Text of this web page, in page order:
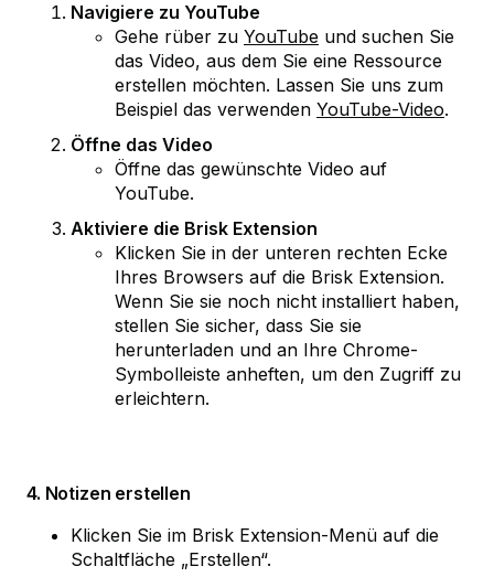
Navigiere zu YouTube
Gehe rüber zu YouTube und suchen Sie
das Video, aus dem Sie eine Ressource
erstellen möchten. Lassen Sie uns zum
Beispiel das verwenden YouTube-Video.
Öffne das Video
Öffne das gewünschte Video auf
YouTube.
Aktiviere die Brisk Extension
Klicken Sie in der unteren rechten Ecke
Ihres Browsers auf die Brisk Extension.
Wenn Sie sie noch nicht installiert haben,
stellen Sie sicher, dass Sie sie
herunterladen und an Ihre Chrome-
Symbolleiste anheften, um den Zugriff zu
erleichtern.
4. Notizen erstellen
Klicken Sie im Brisk Extension-Menü auf die
Schaltfläche „Erstellen“.